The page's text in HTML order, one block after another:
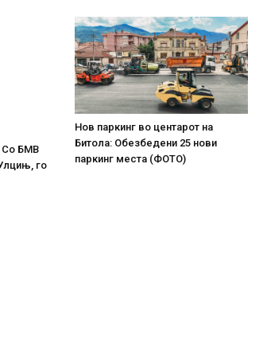
Со БМВ
го
Нов паркинг во центарот на
Битола: Обезбедени 25 нови
паркинг места (ФОТО)